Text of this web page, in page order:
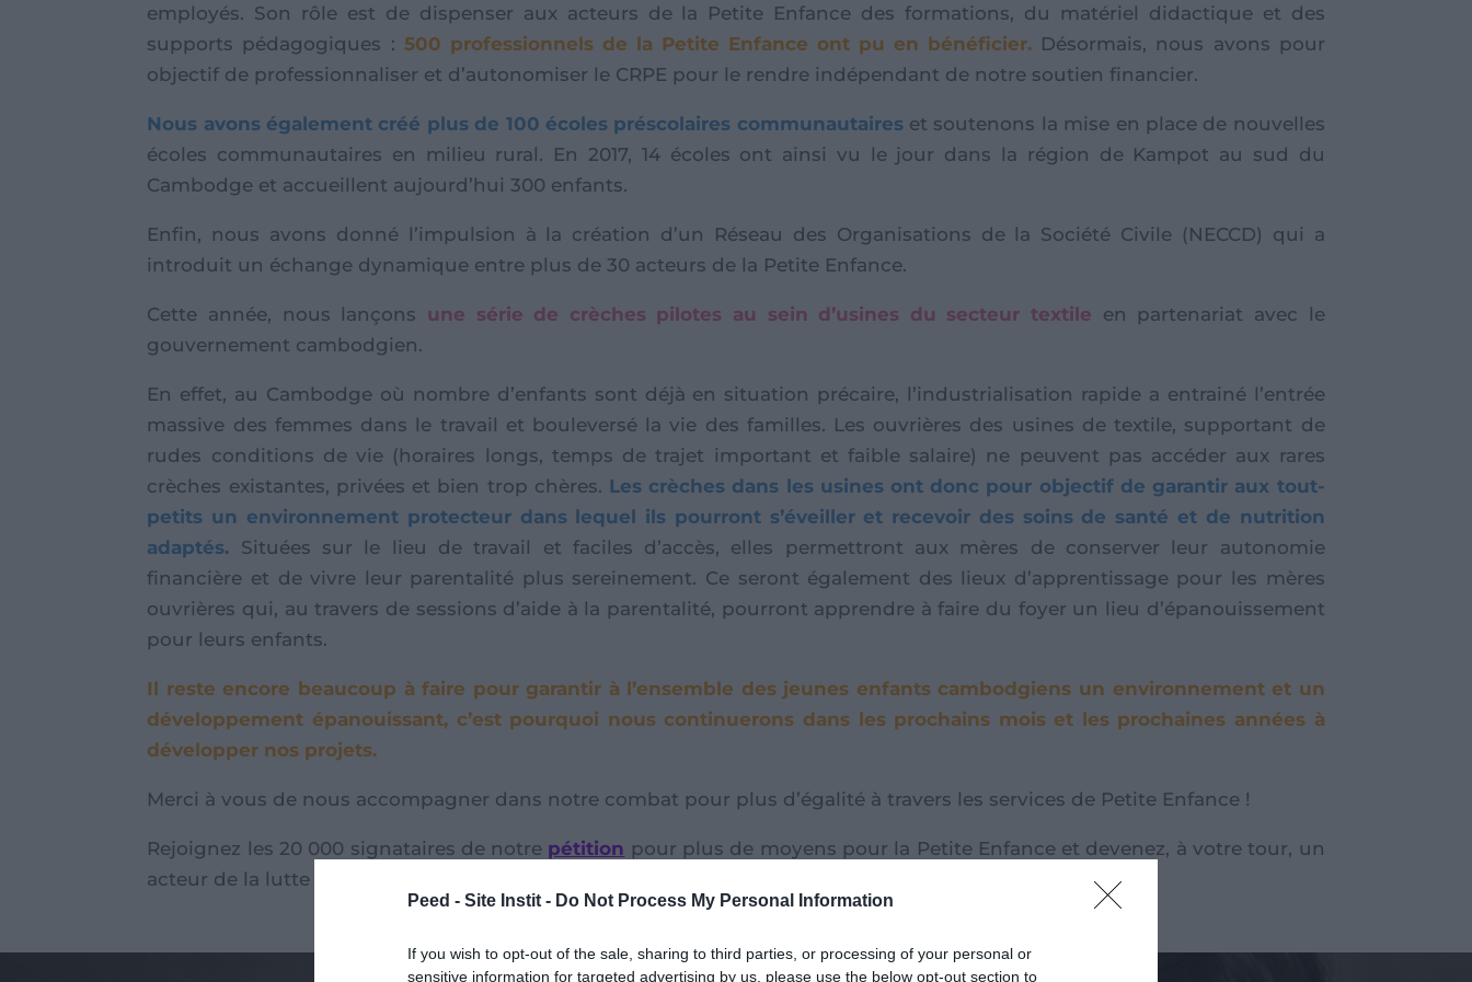
Peed - Site Instit - Do Not Process My Personal Information
If you wish to opt-out of the sale, sharing to third parties, or processing of your personal or
sensitive information for targeted advertising by us, please use the below opt-out section to
employés. Son rôle est de dispenser aux acteurs de la Petite Enfance des formations, du matériel didactique et des
supports pédagogiques : 500 professionnels de la Petite Enfance ont pu en bénéficier. Désormais, nous avons pour
objectif de professionnaliser et d’autonomiser le CRPE pour le rendre indépendant de notre soutien financier.
Nous avons également créé plus de 100 écoles préscolaires communautaireset soutenons la mise en place de nouvelles
écoles communautaires en milieu rural. En 2017, 14 écoles ont ainsi vu le jour dans la région de Kampot au sud du
Cambodge et accueillent aujourd’hui 300 enfants.
Enfin, nous avons donné l’impulsion à la création d’un Réseau des Organisations de la Société Civile (NECCD) qui a
introduit un échange dynamique entre plus de 30 acteurs de la Petite Enfance.
Cette année, nous lançons une série de crèches pilotes au sein d’usines du secteur textile en partenariat avec le
gouvernement cambodgien.
En effet, au Cambodge où nombre d’enfants sont déjà en situation précaire, l’industrialisation rapide a entrainé l’entrée
massive des femmes dans le travail et bouleversé la vie des familles. Les ouvrières des usines de textile, supportant de
rudes conditions de vie (horaires longs, temps de trajet important et faible salaire) ne peuvent pas accéder aux rares
crèches existantes, privées et bien trop chères. Les crèches dans les usines ont donc pour objectif de garantir aux tout-
petits un environnement protecteur dans lequel ils pourront s’éveiller et recevoir des soins de santé et de nutrition
adaptés. Situées sur le lieu de travail et faciles d’accès, elles permettront aux mères de conserver leur autonomie
financière et de vivre leur parentalité plus sereinement. Ce seront également des lieux d’apprentissage pour les mères
ouvrières qui, au travers de sessions d’aide à la parentalité, pourront apprendre à faire du foyer un lieu d’épanouissement
pour leurs enfants.
Il reste encore beaucoup à faire pour garantir à l’ensemble des jeunes enfants cambodgiens un environnement et un
développement épanouissant, c’est pourquoi nous continuerons dans les prochains mois et les prochaines années à
développer nos projets.
Merci à vous de nous accompagner dans notre combat pour plus d’égalité à travers les services de Petite Enfance !
Rejoignez les 20 000 signataires de notre pétition pour plus de moyens pour la Petite Enfance et devenez, à votre tour, un
acteur de la lutte pour plus d’égalité entre les enfants dans le monde !